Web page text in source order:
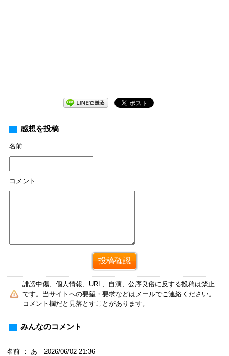
感想を投稿
名前
コメント
誹謗中傷、個人情報、URL、自演、公序良俗に反する投稿は禁止
です。当サイトへの要望・要求などはメールでご連絡ください。
コメント欄だと見落とすことがあります。
みんなのコメント
名前 ： あ 2026/06/02 21:36